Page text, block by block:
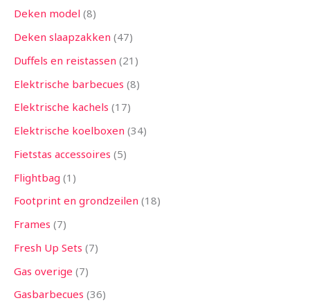
Deken model 8
Deken slaapzakken 47
Duffels en reistassen 21
Elektrische barbecues 8
Elektrische kachels 17
Elektrische koelboxen 34
Fietstas accessoires 5
Flightbag 1
Footprint en grondzeilen 18
Frames 7
Fresh Up Sets 7
Gas overige 7
Gasbarbecues 36